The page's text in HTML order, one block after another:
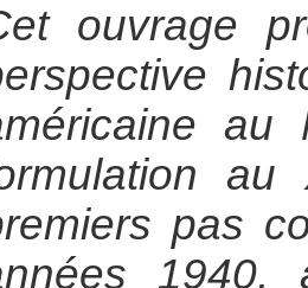
ouvrage
au
pas
1940,